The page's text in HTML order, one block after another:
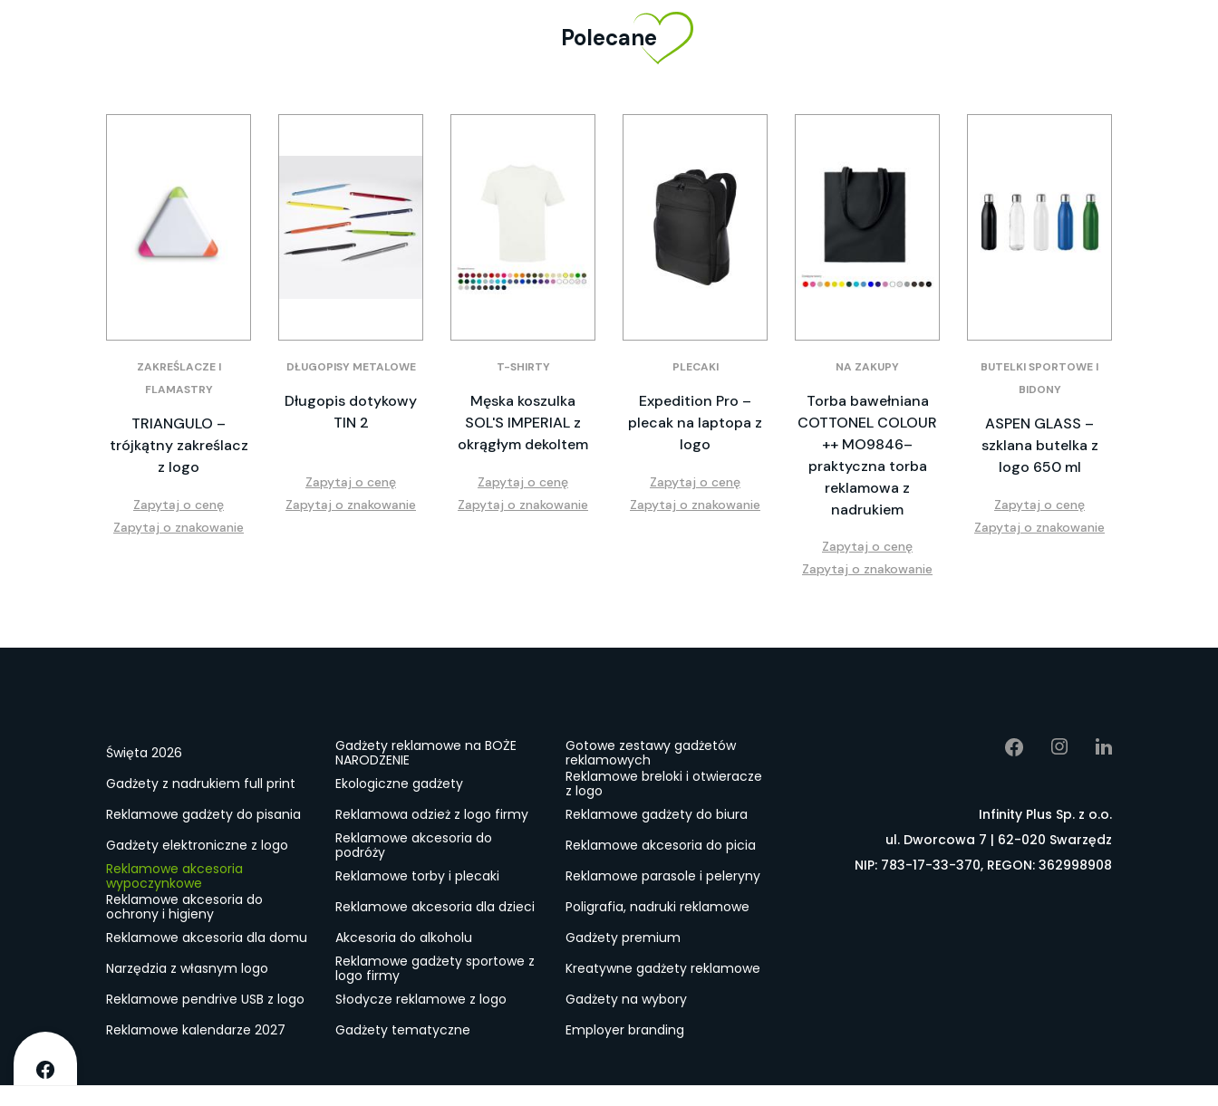
Polecane
ZAKREŚLACZE I
FLAMASTRY
TRIANGULO –
trójkątny zakreślacz
z logo
Zapytaj o cenę
Zapytaj o znakowanie
DŁUGOPISY METALOWE
Długopis dotykowy
TIN 2
Zapytaj o cenę
Zapytaj o znakowanie
T-SHIRTY
Męska koszulka
SOL'S IMPERIAL z
okrągłym dekoltem
Zapytaj o cenę
Zapytaj o znakowanie
PLECAKI
Expedition Pro –
plecak na laptopa z
logo
Zapytaj o cenę
Zapytaj o znakowanie
NA ZAKUPY
Torba bawełniana
COTTONEL COLOUR
++ MO9846–
praktyczna torba
reklamowa z
nadrukiem
Zapytaj o cenę
Zapytaj o znakowanie
BUTELKI SPORTOWE I
BIDONY
ASPEN GLASS –
szklana butelka z
logo 650 ml
Zapytaj o cenę
Zapytaj o znakowanie
Święta 2026
Gadżety reklamowe na BOŻE
NARODZENIE
Gotowe zestawy gadżetów
reklamowych
Gadżety z nadrukiem full print
Ekologiczne gadżety
Reklamowe breloki i otwieracze
z logo
Reklamowe gadżety do pisania
Reklamowa odzież z logo firmy
Reklamowe gadżety do biura
Gadżety elektroniczne z logo
Reklamowe akcesoria do
podróży
Reklamowe akcesoria do picia
Reklamowe akcesoria
wypoczynkowe
Reklamowe torby i plecaki
Reklamowe parasole i peleryny
Reklamowe akcesoria do
ochrony i higieny
Reklamowe akcesoria dla dzieci
Poligrafia, nadruki reklamowe
Reklamowe akcesoria dla domu
Akcesoria do alkoholu
Gadżety premium
Narzędzia z własnym logo
Reklamowe gadżety sportowe z
logo firmy
Kreatywne gadżety reklamowe
Reklamowe pendrive USB z logo
Słodycze reklamowe z logo
Gadżety na wybory
Reklamowe kalendarze 2027
Gadżety tematyczne Employer branding
Infinity Plus Sp. z o.o.
ul. Dworcowa 7 | 62-020 Swarzędz
NIP: 783-17-33-370, REGON: 362998908